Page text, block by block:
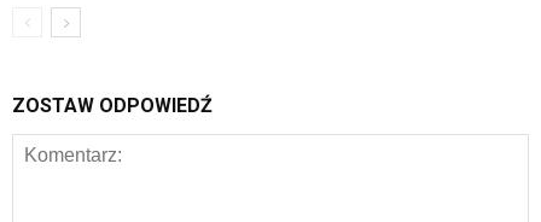
ZOSTAW ODPOWIEDŹ